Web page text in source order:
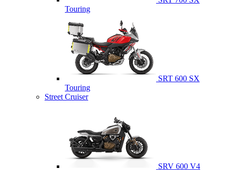
Touring
SRT 600 SX
Touring
Street Cruiser
SRV 600 V4